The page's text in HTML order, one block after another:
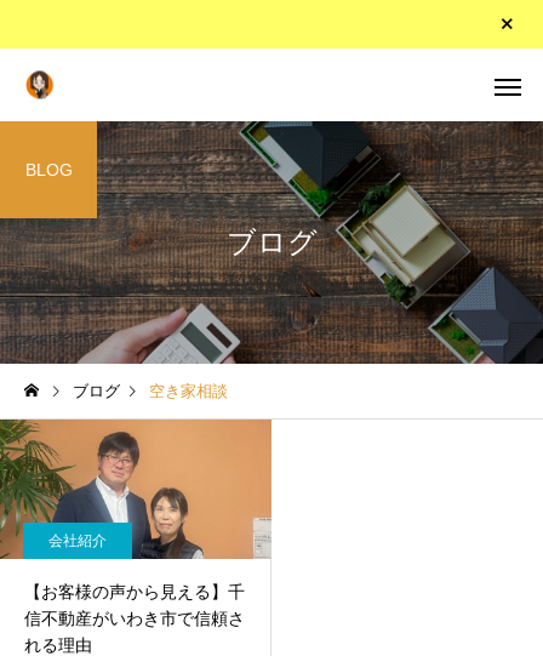
ブログ
BLOG
ブログ 空き家相談
会社紹介
【お客様の声から見える】千
信不動産がいわき市で信頼さ
れる理由